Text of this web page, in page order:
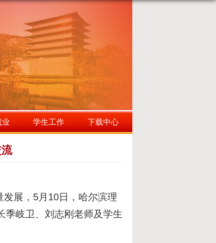
业 学生工作 下载中心
展，5月10日，哈尔滨理
季岐卫、刘志刚老师及学生